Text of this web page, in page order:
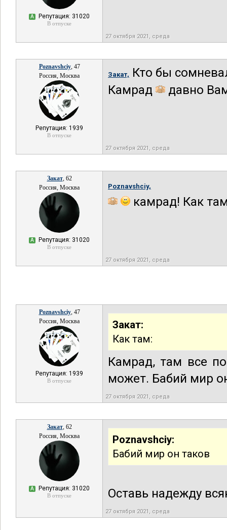
А Репутация: 31020
В отпуске
27 октября 2021, среда
Poznavshciy, 47
Россия, Москва
Репутация: 1939
В отпуске
Закат, Кто бы
Камрад
давно
27 октября 2021, среда
Закат, 62
Россия, Москва
А Репутация: 31020
В отпуске
Poznavshciy,
камрад! Как
27 октября 2021, среда
Poznavshciy, 47
Россия, Москва
Репутация: 1939
В отпуске
Закат:
Как там:
Камрад, там все
может. Бабий мир
27 октября 2021, среда
Закат, 62
Россия, Москва
А Репутация: 31020
В отпуске
Poznavshciy:
Бабий мир он таков
Оставь надежду
27 октября 2021, среда